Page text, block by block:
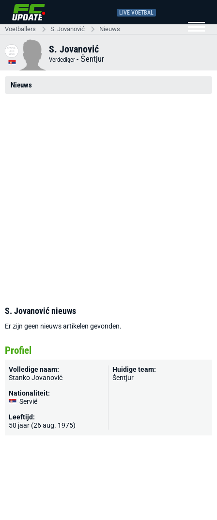
LIVE VOETBAL
Voetballers S. Jovanović Nieuws
S. Jovanović
Verdediger - Šentjur
Nieuws
S. Jovanović nieuws
Er zijn geen nieuws artikelen gevonden.
Profiel
Volledige naam:
Stanko Jovanović
Nationaliteit:
Servië
Leeftijd:
50 jaar (26 aug. 1975)
Huidige team:
Šentjur